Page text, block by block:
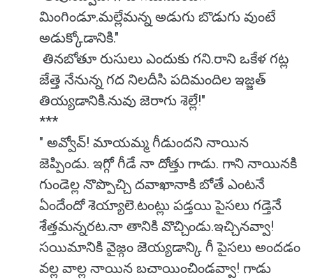
మింగిండూ.మల్లేమన్న అడుగు బొడుగు వుంటే
అడుక్కోడానికి."
తినబోతూ రుసులు ఎందుకు గని.రాని ఒకేళ గట్ల
జేత్తె నేనున్న గద నిలదీసి పదిమందిల ఇజ్జత్
తియ్యడానికి.నువు జెరాగు శెల్లే!"
***
" అవ్వోవ్! మాయమ్మ గీడుందని నాయిన
జెప్పిండు. ఇగ్గో గీడే నా దోత్తు గాడు. గాని నాయినకి
గుండెల్ల నొప్పొచ్చి దవాఖానాకి బోతే ఎంటనే
ఏందేందో శెయ్యాలె.టంట్లు పడ్తయి పైసలు గడ్తెనే
శేత్తమన్నరట.నా తానికి వొచ్చిండు.ఇచ్చినవ్వా!
సయిమానికి వైజ్గం జెయ్యడాన్కి గీ పైసలు అందడం
వల్ల వాల్ల నాయిన బచాయించిండవ్వా! గాడు